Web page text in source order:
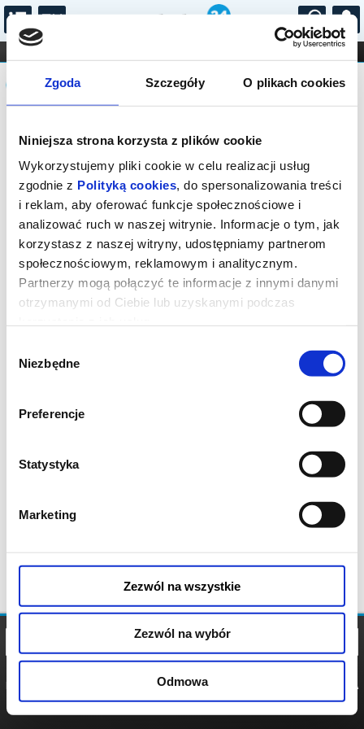
Zgoda Szczegóły O plikach cookies
Niniejsza strona korzysta z plików cookie
Wykorzystujemy pliki cookie w celu realizacji usług
zgodnie z Polityką cookies, do spersonalizowania treści
i reklam, aby oferować funkcje społecznościowe i
analizować ruch w naszej witrynie. Informacje o tym, jak
korzystasz z naszej witryny, udostępniamy partnerom
społecznościowym, reklamowym i analitycznym.
Partnerzy mogą połączyć te informacje z innymi danymi
otrzymanymi od Ciebie lub uzyskanymi podczas
zgody
Niezbędne
Preferencje
Statystyka
Marketing
Zezwól na wszystkie
Zezwól na wybór
Odmowa
...
FILHARMONIA OPERA I BALET
STAND-UP
DLA DZIECI
Komunikat
Sprzedaż biletów on-line na wydarzenie
została zakończona.
POLITYKA
POLITYKA